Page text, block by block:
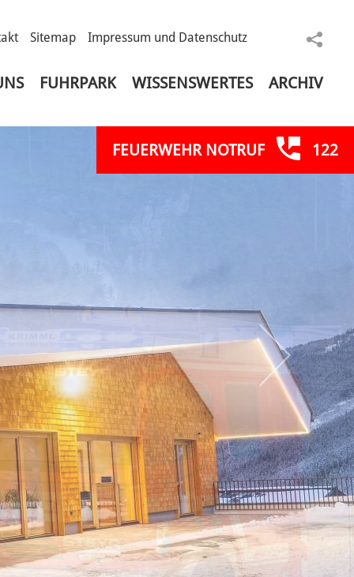
Sitemap Impressum und Datenschutz
FUHRPARK WISSENSWERTES ARCHIV
FEUERWEHR NOTRUF 122